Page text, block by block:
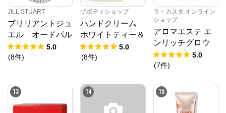
JILL STUART
ブリリアントジュ
エル オードパル
ファン
5.0
(8件)
ザボディショップ
ハンドクリーム
ホワイトティー＆
エルダーフラワー
5.0
(8件)
ラ・カスタ オンライン
ショップ
アロマエステ エ
ンリッチグロウ
ディープマスク
デビューセット
5.0
(7件)
13 14 15